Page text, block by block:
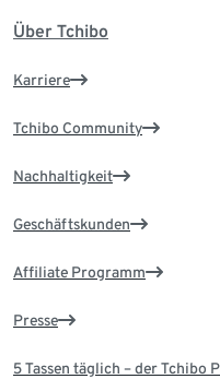
Über Tchibo
Karriere
Tchibo Community
Nachhaltigkeit
Geschäftskunden
Affiliate Programm
Presse
5 Tassen täglich – der Tchibo